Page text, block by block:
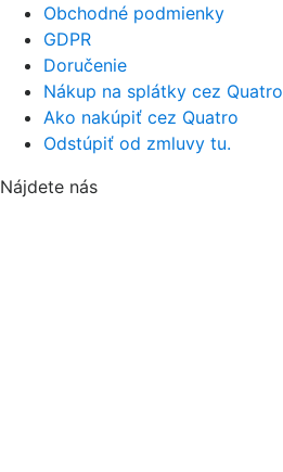
Obchodné podmienky
GDPR
Doručenie
Nákup na splátky cez Quatro
Ako nakúpiť cez Quatro
Odstúpiť od zmluvy tu.
Nájdete nás